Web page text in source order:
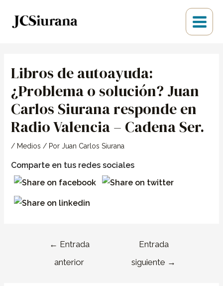
Main
Menu
Libros de autoayuda:
¿Problema o solución? Juan
Carlos Siurana responde en
Radio Valencia – Cadena Ser.
/ Medios / Por Juan Carlos Siurana
Comparte en tus redes sociales
entradas
← Entrada
anterior
Entrada
siguiente →